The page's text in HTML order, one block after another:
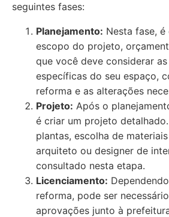
seguintes fases:
Planejamento: Nesta fase,
escopo do projeto,
que você deve considerar
específicas do seu espaço,
reforma e as alterações
Projeto: Após o
é criar um projeto
plantas, escolha de
arquiteto ou designer de
consultado nesta etapa.
Licenciamento:
reforma, pode ser
aprovações junto à